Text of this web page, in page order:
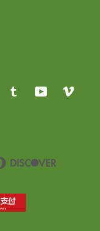
Tumblr YouTube
Diners